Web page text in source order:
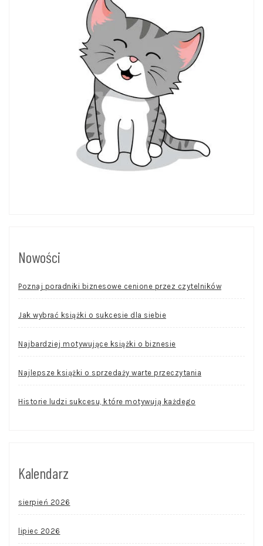
Nowości
Poznaj poradniki biznesowe cenione przez czytelników
Jak wybrać książki o sukcesie dla siebie
Najbardziej motywujące książki o biznesie
Najlepsze książki o sprzedaży warte przeczytania
Historie ludzi sukcesu, które motywują każdego
Kalendarz
sierpień 2026
lipiec 2026